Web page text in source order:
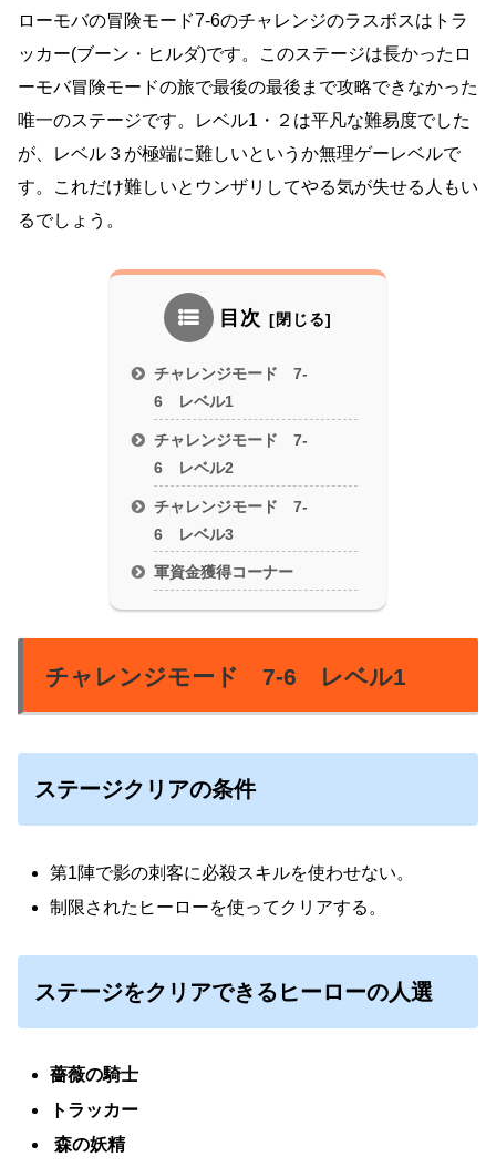
ローモバの冒険モード7-6のチャレンジのラスボスはトラ
ッカー(ブーン・ヒルダ)です。このステージは長かったロ
ーモバ冒険モードの旅で最後の最後まで攻略できなかった
唯一のステージです。レベル1・２は平凡な難易度でした
が、レベル３が極端に難しいというか無理ゲーレベルで
す。これだけ難しいとウンザリしてやる気が失せる人もい
るでしょう。
目次
チャレンジモード 7-
6 レベル1
チャレンジモード 7-
6 レベル2
チャレンジモード 7-
6 レベル3
軍資金獲得コーナー
チャレンジモード 7-6 レベル1
ステージクリアの条件
第1陣で影の刺客に必殺スキルを使わせない。
制限されたヒーローを使ってクリアする。
ステージをクリアできるヒーローの人選
薔薇の騎士
トラッカー
森の妖精